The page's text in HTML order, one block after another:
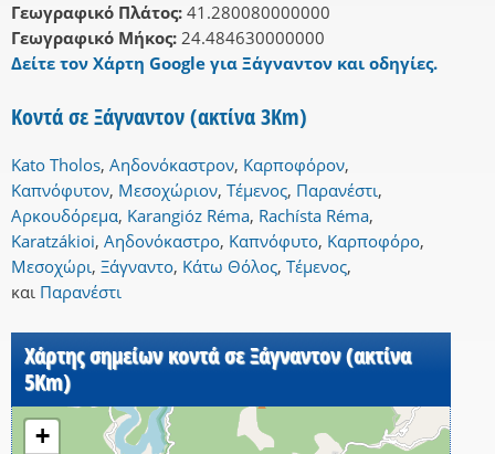
Γεωγραφικό Πλάτος: 41.280080000000
Γεωγραφικό Μήκος: 24.484630000000
Δείτε τον Χάρτη Google για Ξάγναντον και οδηγίες.
Κοντά σε Ξάγναντον (ακτίνα 3Km)
Kato Tholos, Αηδονόκαστρον, Καρποφόρον,
Καπνόφυτον, Μεσοχώριον, Τέμενος, Παρανέστι,
Αρκουδόρεμα, Karangióz Réma, Rachísta Réma,
Karatzákioi, Αηδονόκαστρο, Καπνόφυτο, Καρποφόρο,
Μεσοχώρι, Ξάγναντο, Κάτω Θόλος, Τέμενος,
και Παρανέστι
Χάρτης σημείων κοντά σε Ξάγναντον (ακτίνα
5Km)
+